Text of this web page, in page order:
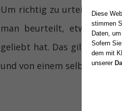
Um richtig zu urteilen,
man beurteilt, etwas
geliebt hat. Das gilt von
und von einem selbst.
Diese
stimmen
Daten,
Sofern
dem mit
unserer